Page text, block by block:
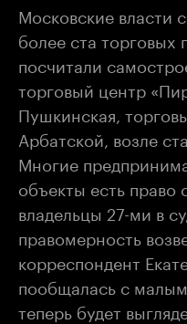
Московские власти
более ста торговых
посчитали
торговый центр
Пушкинская,
Арбатской, возле
Многие
объекты есть право
владельцы 27-ми в
правомерность
корреспондент
пообщалась с
теперь будет